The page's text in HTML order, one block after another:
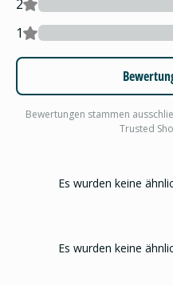
2
1
Bewertungen stammen
Trusted
Es wurden keine
Es wurden keine